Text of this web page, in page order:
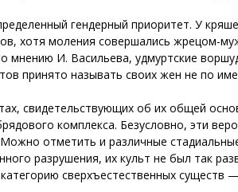
гендерный приоритет. У
хотя моления совершались жрецом-
мнению И. Васильева, удмуртские
принято называть своих жен не по
свидетельствующих об их общей
комплекса. Безусловно, эти
отметить и различные
разрушения, их культ не был так
сверхъестественных существ